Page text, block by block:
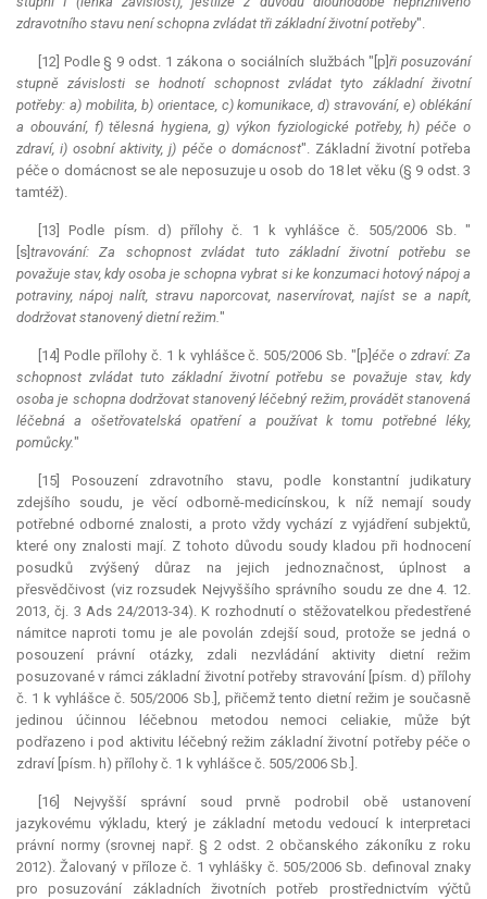
zdravotního stavu není schopna zvládat tři základní životní potřeby".
[12] Podle § 9 odst. 1 zákona o sociálních službách "[p]ři posuzování
stupně závislosti se hodnotí schopnost zvládat tyto základní životní
potřeby: a) mobilita, b) orientace, c) komunikace, d) stravování, e) oblékání
a obouvání, f) tělesná hygiena, g) výkon fyziologické potřeby, h) péče o
zdraví, i) osobní aktivity, j) péče o domácnost". Základní životní potřeba
péče o domácnost se ale neposuzuje u osob do 18 let věku (§ 9 odst. 3
tamtéž).
[13] Podle písm. d) přílohy č. 1 k vyhlášce č. 505/2006 Sb. "
[s] travování: Za schopnost zvládat tuto základní životní potřebu se
považuje stav, kdy osoba je schopna vybrat si ke konzumaci hotový nápoj a
potraviny, nápoj nalít, stravu naporcovat, naservírovat, najíst se a napít,
dodržovat stanovený dietní režim."
[14] Podle přílohy č. 1 k vyhlášce č. 505/2006 Sb. "[p]éče o zdraví: Za
schopnost zvládat tuto základní životní potřebu se považuje stav, kdy
osoba je schopna dodržovat stanovený léčebný režim, provádět stanovená
léčebná a ošetřovatelská opatření a používat k tomu potřebné léky,
pomůcky."
[15] Posouzení zdravotního stavu, podle konstantní judikatury
zdejšího soudu, je věcí odborně-medicínskou, k níž nemají soudy
potřebné odborné znalosti, a proto vždy vychází z vyjádření subjektů,
které ony znalosti mají. Z tohoto důvodu soudy kladou při hodnocení
posudků zvýšený důraz na jejich jednoznačnost, úplnost a
přesvědčivost (viz rozsudek Nejvyššího správního soudu ze dne 4. 12.
2013, čj. 3 Ads 24/2013-34). K rozhodnutí o stěžovatelkou předestřené
námitce naproti tomu je ale povolán zdejší soud, protože se jedná o
posouzení právní otázky, zdali nezvládání aktivity dietní režim
posuzované v rámci základní životní potřeby stravování [písm. d) přílohy
č. 1 k vyhlášce č. 505/2006 Sb.], přičemž tento dietní režim je současně
jedinou účinnou léčebnou metodou nemoci celiakie, může být
podřazeno i pod aktivitu léčebný režim základní životní potřeby péče o
zdraví [písm. h) přílohy č. 1 k vyhlášce č. 505/2006 Sb.].
[16] Nejvyšší správní soud prvně podrobil obě ustanovení
jazykovému výkladu, který je základní metodu vedoucí k interpretaci
právní normy (srovnej např. § 2 odst. 2 občanského zákoníku z roku
2012). Žalovaný v příloze č. 1 vyhlášky č. 505/2006 Sb. definoval znaky
pro posuzování základních životních potřeb prostřednictvím výčtů